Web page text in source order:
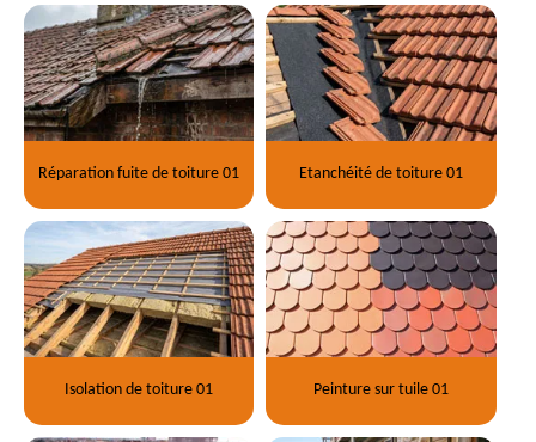
Réparation fuite de toiture 01 Etanchéité de toiture 01
Isolation de toiture 01 Peinture sur tuile 01